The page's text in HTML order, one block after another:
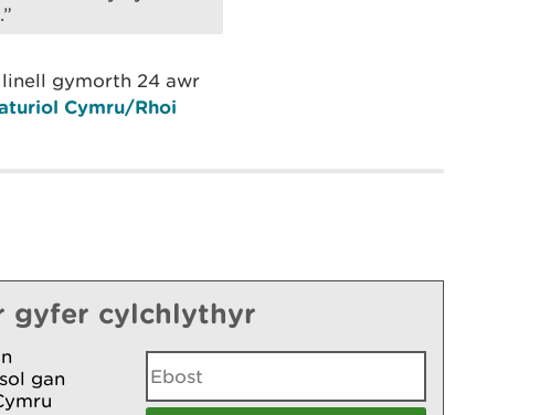
gymorth 24 awr
Cymru/Rhoi
gyfer cylchlythyr
gan